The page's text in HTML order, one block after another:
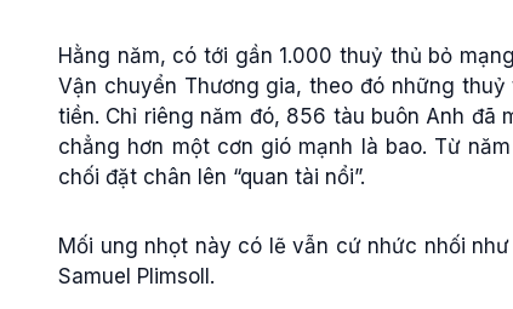
Hằng năm, có tới gần 1.000 thuỷ thủ bỏ
Vận chuyển Thương gia, theo đó những
tiền. Chỉ riêng năm đó, 856 tàu buôn Anh
chẳng hơn một cơn gió mạnh là bao. Từ
chối đặt chân lên “quan tài nổi”.
Mối ung nhọt này có lẽ vẫn cứ nhức nhối
Samuel Plimsoll.